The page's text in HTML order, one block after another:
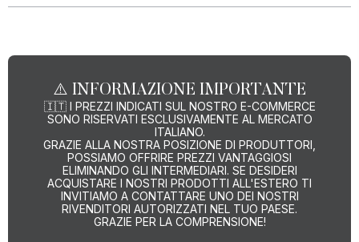
⚠️ INFORMAZIONE IMPORTANTE
🇮🇹I PREZZI INDICATI SUL NOSTRO E-COMMERCE
SONO RISERVATI ESCLUSIVAMENTE AL MERCATO
ITALIANO.
GRAZIE ALLA NOSTRA POSIZIONE DI PRODUTTORI,
POSSIAMO OFFRIRE PREZZI VANTAGGIOSI
ELIMINANDO GLI INTERMEDIARI. SE DESIDERI
ACQUISTARE I NOSTRI PRODOTTI ALL'ESTERO TI
INVITIAMO A CONTATTARE UNO DEI NOSTRI
RIVENDITORI AUTORIZZATI NEL TUO PAESE.
GRAZIE PER LA COMPRENSIONE!